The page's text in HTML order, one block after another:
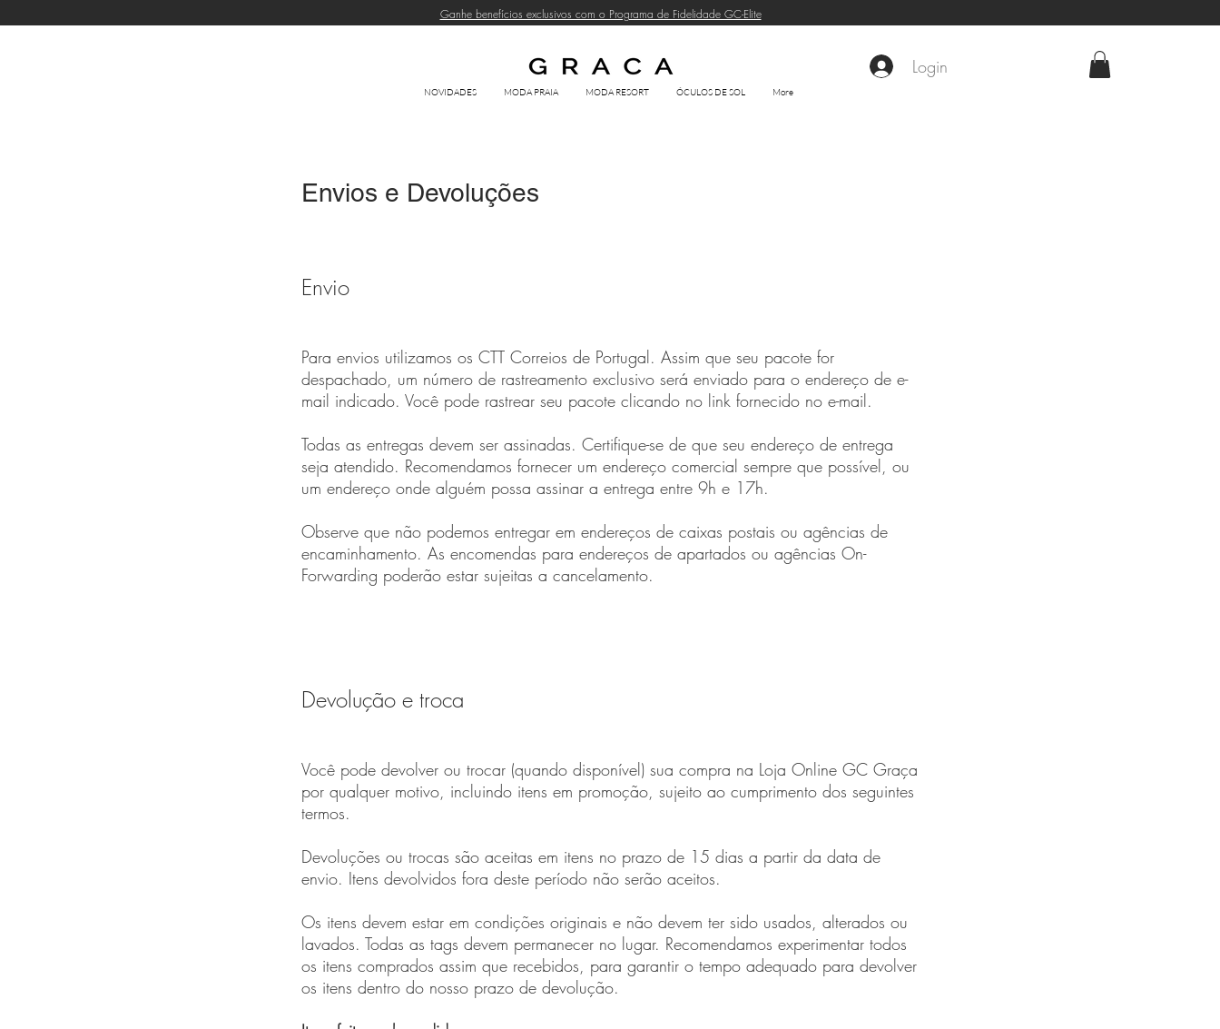
Ganhe benefícios exclusivos com o Programa de Fidelidade GC-Elite
Login
NOVIDADES MODA PRAIA MODA RESORT ÓCULOS DE SOL More
Envios e Devoluções
Envio
Para envios utilizamos os CTT Correios de Portugal. Assim que seu pacote for
despachado, um número de rastreamento exclusivo será enviado para o endereço de e-
mail indicado. Você pode rastrear seu pacote clicando no link fornecido no e-mail.
Todas as entregas devem ser assinadas. Certifique-se de que seu endereço de entrega
seja atendido. Recomendamos fornecer um endereço comercial sempre que possível, ou
um endereço onde alguém possa assinar a entrega entre 9h e 17h.
Observe que não podemos entregar em endereços de caixas postais ou agências de
encaminhamento. As encomendas para endereços de apartados ou agências On-
Forwarding poderão estar sujeitas a cancelamento.
Devolução e troca
Você pode devolver ou trocar (quando disponível) sua compra na Loja Online GC Graça
por qualquer motivo, incluindo itens em promoção, sujeito ao cumprimento dos seguintes
termos.
Devoluções ou trocas são aceitas em itens no prazo de 15 dias a partir da data de
envio. Itens devolvidos fora deste período não serão aceitos.
Os itens devem estar em condições originais e não devem ter sido usados, alterados ou
lavados. Todas as tags devem permanecer no lugar. Recomendamos experimentar todos
os itens comprados assim que recebidos, para garantir o tempo adequado para devolver
os itens dentro do nosso prazo de devolução.